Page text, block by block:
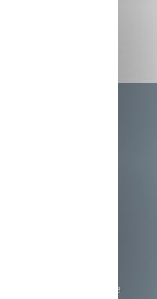
de France
Immobilier
Agence Immobilière
Immobilier d'entreprise